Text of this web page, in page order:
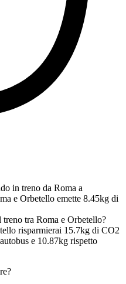
in treno da Roma a
e Orbetello emette 8.45kg di
tra Roma e Orbetello?
risparmierai 15.7kg di CO2
e 10.87kg rispetto